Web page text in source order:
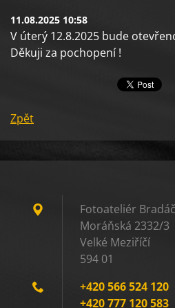
11.08.2025 10:58
V úterý 12.8.2025 bude
Děkuji za pochopení !
Zpět
Fotoateliér
Moráňská 2332/3
Velké Meziříčí
594 01
+420 566 524 120
+420 777 120 583